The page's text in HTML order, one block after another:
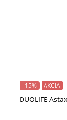
DUOLIFE
- 15% AKCIA